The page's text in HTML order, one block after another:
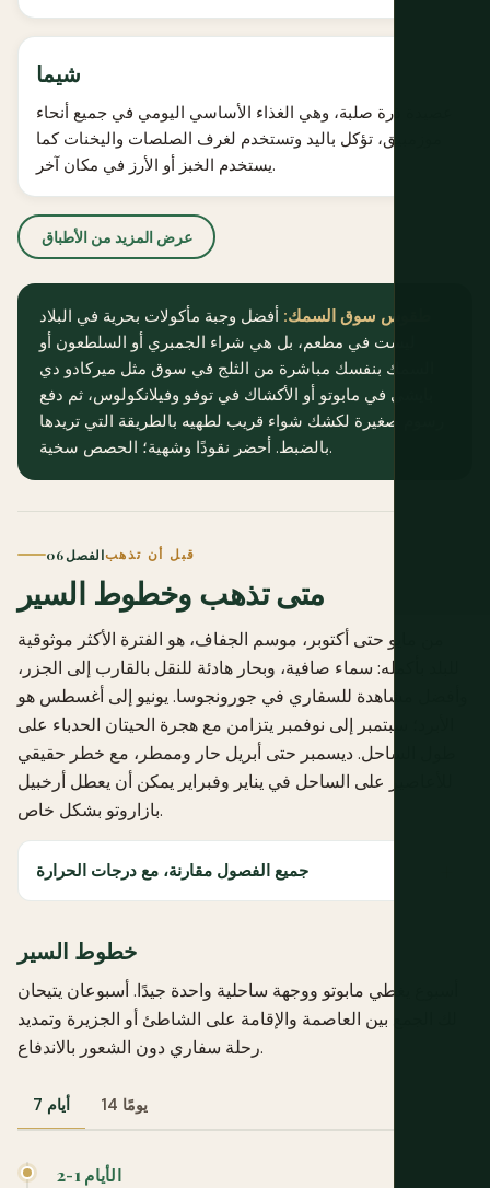
شيما
عصيدة ذرة صلبة، وهي الغذاء الأساسي اليومي في جميع أنحاء
موزمبيق، تؤكل باليد وتستخدم لغرف الصلصات واليخنات كما
يستخدم الخبز أو الأرز في مكان آخر.
عرض المزيد من الأطباق
طقوس سوق السمك: أفضل وجبة مأكولات بحرية في البلاد
ليست في مطعم، بل هي شراء الجمبري أو السلطعون أو
السمك بنفسك مباشرة من الثلج في سوق مثل ميركادو دي
بايشي في مابوتو أو الأكشاك في توفو وفيلانكولوس، ثم دفع
رسوم صغيرة لكشك شواء قريب لطهيه بالطريقة التي تريدها
بالضبط. أحضر نقودًا وشهية؛ الحصص سخية.
الفصل 06قبل أن تذهب
متى تذهب وخطوط السير
من مايو حتى أكتوبر، موسم الجفاف، هو الفترة الأكثر موثوقية
للبلد بأكمله: سماء صافية، وبحار هادئة للنقل بالقارب إلى الجزر،
وأفضل مشاهدة للسفاري في جورونجوسا. يونيو إلى أغسطس هو
الأبرد؛ سبتمبر إلى نوفمبر يتزامن مع هجرة الحيتان الحدباء على
طول الساحل. ديسمبر حتى أبريل حار وممطر، مع خطر حقيقي
للأعاصير على الساحل في يناير وفبراير يمكن أن يعطل أرخبيل
بازاروتو بشكل خاص.
جميع الفصول مقارنة، مع درجات الحرارة
خطوط السير
أسبوع يغطي مابوتو ووجهة ساحلية واحدة جيدًا. أسبوعان يتيحان
لك الجمع بين العاصمة والإقامة على الشاطئ أو الجزيرة وتمديد
رحلة سفاري دون الشعور بالاندفاع.
7 أيام 14 يومًا
الأيام 1-2